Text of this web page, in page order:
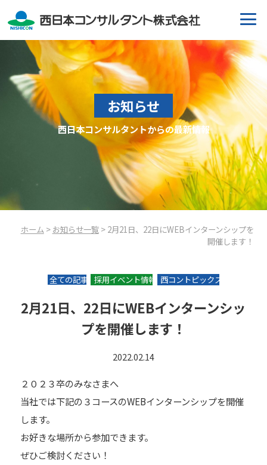
お知らせ
西日本コンサルタントからの最新情報
ホーム> お知らせ一覧> 2月21日、22日にWEBインターンシップを
開催します！
全ての記事 採用イベント情報 西コントピックス
2月21日、22日にWEBインターンシッ
プを開催します！
2022.02.14
２０２３卒のみなさまへ
当社では下記の３コースのWEBインターンシップを開催
します。
お好きな場所から参加できます。
ぜひご検討ください！